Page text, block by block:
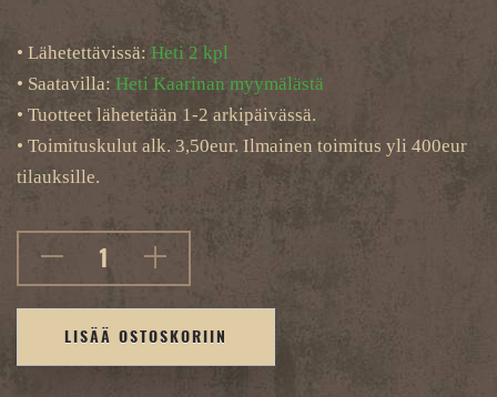
• Lähetettävissä: Heti 2 kpl
• Saatavilla: Heti Kaarinan myymälästä
• Tuotteet lähetetään 1-2 arkipäivässä.
• Toimituskulut alk. 3,50eur. Ilmainen toimitus yli 400eur
tilauksille.
LISÄÄ OSTOSKORIIN